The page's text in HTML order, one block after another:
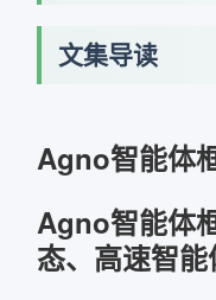
文集导读
Agno智能体
Agno智能体
态、高速智
获取最新文档失败